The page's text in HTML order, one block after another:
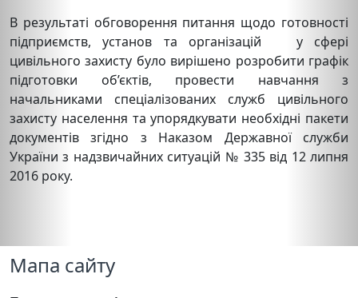
В результаті обговорення питання щодо готовності
підприємств, установ та організацій у сфері
цивільного захисту було вирішено розробити графік
підготовки об’єктів, провести навчання з
начальниками спеціалізованих служб цивільного
захисту населення та упорядкувати необхідні пакети
документів згідно з Наказом Державної служби
України з надзвичайних ситуацій № 335 від 12 липня
2016 року.
Мапа сайту